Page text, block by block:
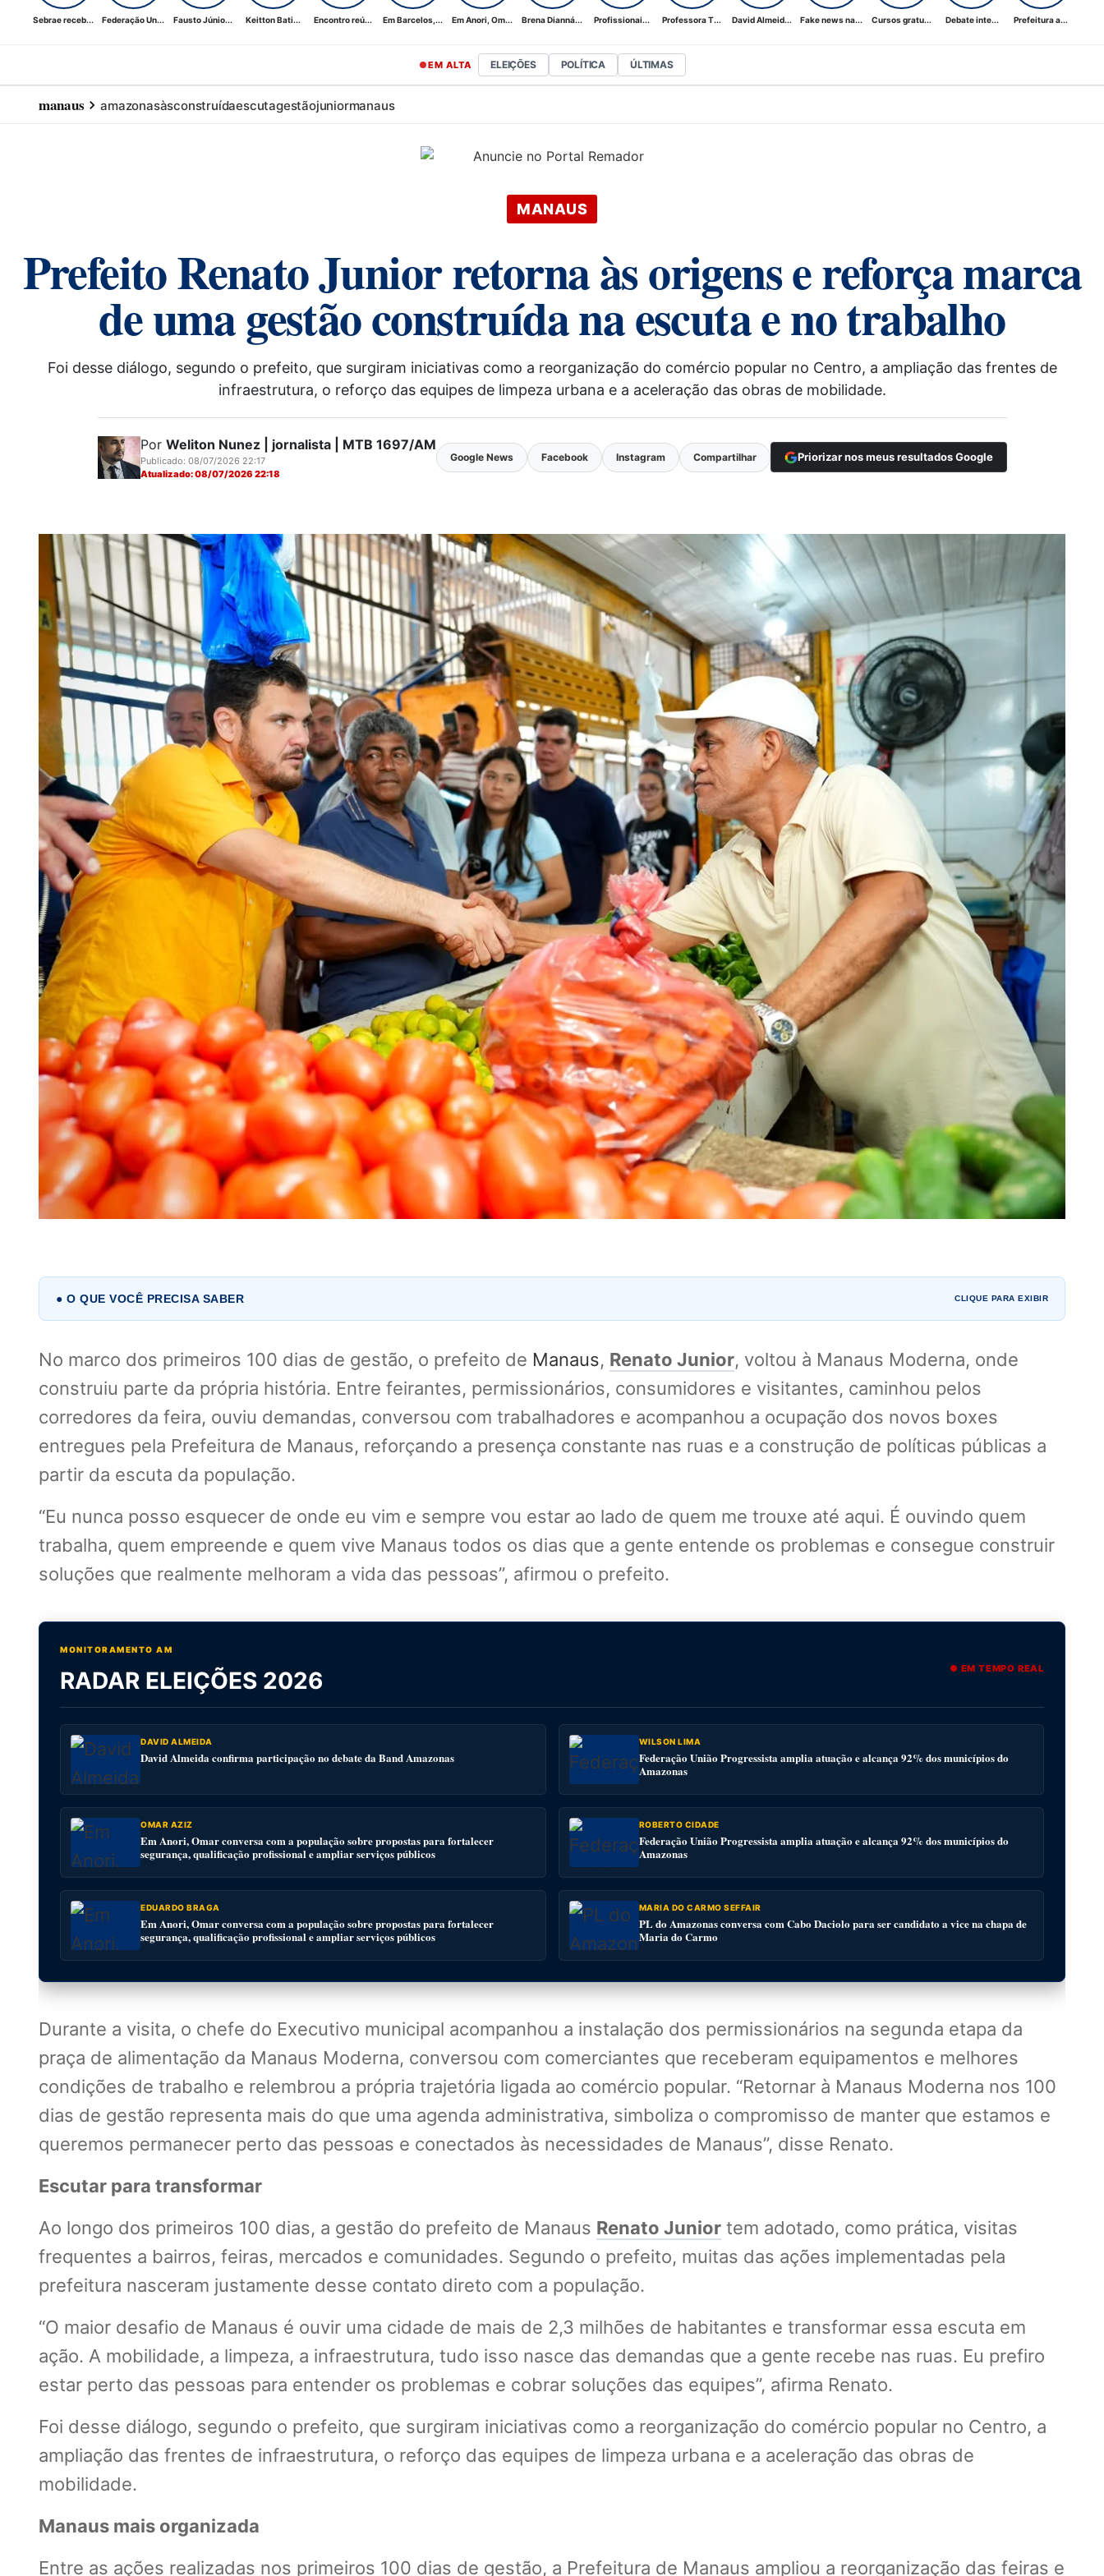
Sebrae receb... Federação Un... Fausto Júnio... Keitton Bati... Encontro reú... Em Barcelos,... Em Anori, Om... Brena Dianná... Profissionai... Professora T... David Almeid... Fake news na... Cursos gratu... Debate inte... Prefeitura a...
EM ALTA ELEIÇÕES POLÍTICA ÚLTIMAS
manaus amazonasàsconstruídaescutagestãojuniormanaus
MANAUS
Prefeito Renato Junior retorna às origens e reforça marca
de uma gestão construída na escuta e no trabalho
Foi desse diálogo, segundo o prefeito, que surgiram iniciativas como a reorganização do comércio popular no Centro, a ampliação das frentes de
infraestrutura, o reforço das equipes de limpeza urbana e a aceleração das obras de mobilidade.
Por Weliton Nunez | jornalista | MTB 1697/AM
Publicado: 08/07/2026 22:17
Atualizado: 08/07/2026 22:18
Google News Facebook Instagram Compartilhar Priorizar nos meus resultados Google
● O QUE VOCÊ PRECISA SABER CLIQUE PARA EXIBIR
No marco dos primeiros 100 dias de gestão, o prefeito de Manaus, Renato Junior, voltou à Manaus Moderna, onde
construiu parte da própria história. Entre feirantes, permissionários, consumidores e visitantes, caminhou pelos
corredores da feira, ouviu demandas, conversou com trabalhadores e acompanhou a ocupação dos novos boxes
entregues pela Prefeitura de Manaus, reforçando a presença constante nas ruas e a construção de políticas públicas a
partir da escuta da população.
“Eu nunca posso esquecer de onde eu vim e sempre vou estar ao lado de quem me trouxe até aqui. É ouvindo quem
trabalha, quem empreende e quem vive Manaus todos os dias que a gente entende os problemas e consegue construir
soluções que realmente melhoram a vida das pessoas”, afirmou o prefeito.
MONITORAMENTO AM
RADAR ELEIÇÕES 2026 ● EM TEMPO REAL
DAVID ALMEIDA
David Almeida confirma participação no debate da Band Amazonas
WILSON LIMA
Federação União Progressista amplia atuação e alcança 92% dos municípios do
Amazonas
OMAR AZIZ
Em Anori, Omar conversa com a população sobre propostas para fortalecer
segurança, qualificação profissional e ampliar serviços públicos
ROBERTO CIDADE
Federação União Progressista amplia atuação e alcança 92% dos municípios do
Amazonas
EDUARDO BRAGA
Em Anori, Omar conversa com a população sobre propostas para fortalecer
segurança, qualificação profissional e ampliar serviços públicos
MARIA DO CARMO SEFFAIR
PL do Amazonas conversa com Cabo Daciolo para ser candidato a vice na chapa de
Maria do Carmo
Durante a visita, o chefe do Executivo municipal acompanhou a instalação dos permissionários na segunda etapa da
praça de alimentação da Manaus Moderna, conversou com comerciantes que receberam equipamentos e melhores
condições de trabalho e relembrou a própria trajetória ligada ao comércio popular. “Retornar à Manaus Moderna nos 100
dias de gestão representa mais do que uma agenda administrativa, simboliza o compromisso de manter que estamos e
queremos permanecer perto das pessoas e conectados às necessidades de Manaus”, disse Renato.
Escutar para transformar
Ao longo dos primeiros 100 dias, a gestão do prefeito de Manaus Renato Junior tem adotado, como prática, visitas
frequentes a bairros, feiras, mercados e comunidades. Segundo o prefeito, muitas das ações implementadas pela
prefeitura nasceram justamente desse contato direto com a população.
“O maior desafio de Manaus é ouvir uma cidade de mais de 2,3 milhões de habitantes e transformar essa escuta em
ação. A mobilidade, a limpeza, a infraestrutura, tudo isso nasce das demandas que a gente recebe nas ruas. Eu prefiro
estar perto das pessoas para entender os problemas e cobrar soluções das equipes”, afirma Renato.
Foi desse diálogo, segundo o prefeito, que surgiram iniciativas como a reorganização do comércio popular no Centro, a
ampliação das frentes de infraestrutura, o reforço das equipes de limpeza urbana e a aceleração das obras de
mobilidade.
Manaus mais organizada
Entre as ações realizadas nos primeiros 100 dias de gestão, a Prefeitura de Manaus ampliou a reorganização das feiras e